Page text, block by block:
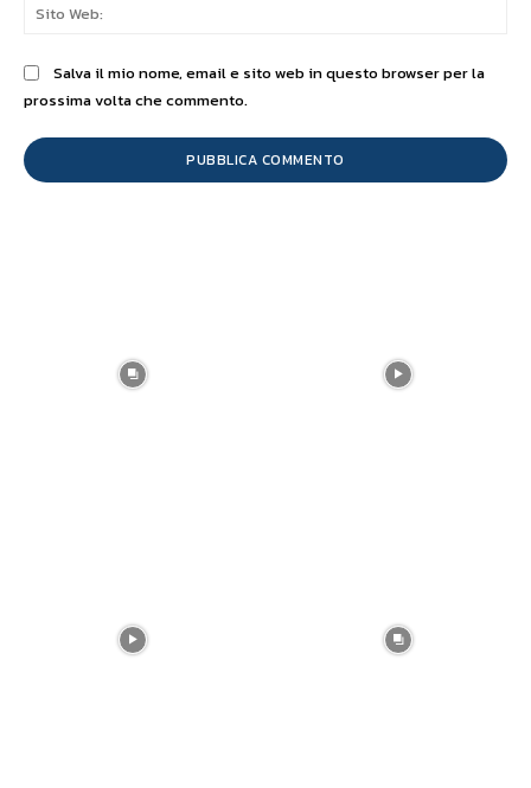
Salva il mio nome, email e sito web in questo browser per la
prossima volta che commento.